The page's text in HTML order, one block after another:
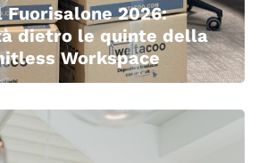
Fuorisalone 2026:
dietro le quinte della
Workspace